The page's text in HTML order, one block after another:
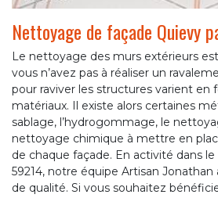
Nettoyage de façade Quievy
Le nettoyage des murs extérieurs
vous n’avez pas à réaliser un
pour raviver les structures varient en
matériaux. Il existe alors certaines
sablage, l’hydrogommage, le
nettoyage chimique à mettre en
de chaque façade. En activité dans
59214, notre équipe Artisan
de qualité. Si vous souhaitez